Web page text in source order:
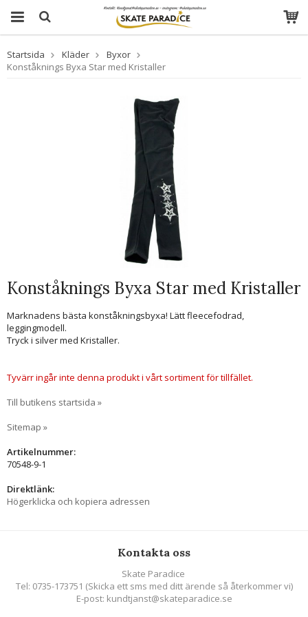
Startsida Kläder
Byxor
Konståknings Byxa Star med Kristaller
Konståknings Byxa Star med Kristaller
Marknadens bästa konståkningsbyxa! Lätt fleecefodrad,
leggingmodell.
Tryck i silver med Kristaller.
Tyvärr ingår inte denna produkt i vårt sortiment för tillfället.
Till butikens startsida »
Sitemap »
Artikelnummer:
70548-9-1
Direktlänk:
Högerklicka och kopiera adressen
Kontakta oss
Skate Paradice
Tel: 0735-173751 (Skicka ett sms med ditt ärende så återkommer vi)
E-post: kundtjanst@skateparadice.se